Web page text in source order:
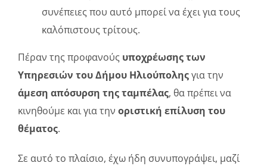
συνέπειες που αυτό μπορεί να έχει για τους
καλόπιστους τρίτους.
Πέραν της προφανούς υποχρέωσης των
Υπηρεσιών του Δήμου Ηλιούποληςγια την
άμεση απόσυρση της ταμπέλας, θα πρέπει να
κινηθούμε και για την οριστική επίλυση του
θέματος.
Σε αυτό το πλαίσιο, έχω ήδη συνυπογράψει, μαζί